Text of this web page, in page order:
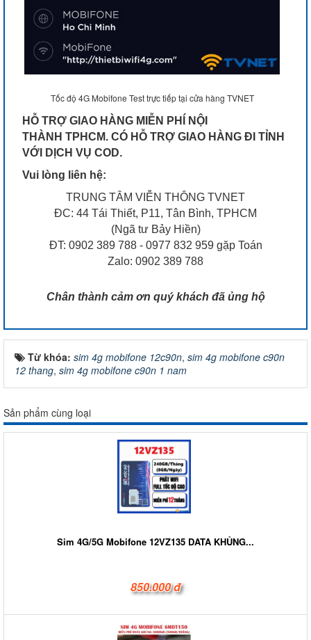
Tốc độ 4G Mobifone Test trực tiếp tại cửa hàng TVNET
HỖ TRỢ GIAO HÀNG MIỄN PHÍ NỘI
THÀNH TPHCM. CÓ HỖ TRỢ GIAO HÀNG ĐI TỈNH
VỚI DỊCH VỤ COD.
Vui lòng liên hệ:
TRUNG TÂM VIỄN THÔNG TVNET
ĐC: 44 Tái Thiết, P11, Tân Bình, TPHCM
(Ngã tư Bảy Hiền)
ĐT: 0902 389 788 - 0977 832 959 gặp Toán
Zalo: 0902 389 788
Chân thành cảm ơn quý khách đã ủng hộ
Từ khóa: sim 4g mobifone 12c90n, sim 4g mobifone c90n
12 thang, sim 4g mobifone c90n 1 nam
Sản phẩm cùng loại
Sim 4G/5G Mobifone 12VZ135 DATA KHỦNG...
850.000 đ